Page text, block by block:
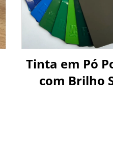
Tinta em Pó
com Brilho